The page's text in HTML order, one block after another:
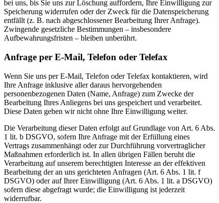
bei uns, bis Sie uns zur Löschung auffordern, Ihre Einwilligung zur
Speicherung widerrufen oder der Zweck für die Datenspeicherung
entfällt (z. B. nach abgeschlossener Bearbeitung Ihrer Anfrage).
Zwingende gesetzliche Bestimmungen – insbesondere
Aufbewahrungsfristen – bleiben unberührt.
Anfrage per E-Mail, Telefon oder Telefax
Wenn Sie uns per E-Mail, Telefon oder Telefax kontaktieren, wird
Ihre Anfrage inklusive aller daraus hervorgehenden
personenbezogenen Daten (Name, Anfrage) zum Zwecke der
Bearbeitung Ihres Anliegens bei uns gespeichert und verarbeitet.
Diese Daten geben wir nicht ohne Ihre Einwilligung weiter.
Die Verarbeitung dieser Daten erfolgt auf Grundlage von Art. 6 Abs.
1 lit. b DSGVO, sofern Ihre Anfrage mit der Erfüllung eines
Vertrags zusammenhängt oder zur Durchführung vorvertraglicher
Maßnahmen erforderlich ist. In allen übrigen Fällen beruht die
Verarbeitung auf unserem berechtigten Interesse an der effektiven
Bearbeitung der an uns gerichteten Anfragen (Art. 6 Abs. 1 lit. f
DSGVO) oder auf Ihrer Einwilligung (Art. 6 Abs. 1 lit. a DSGVO)
sofern diese abgefragt wurde; die Einwilligung ist jederzeit
widerrufbar.